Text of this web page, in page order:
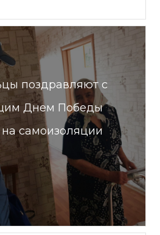
поздравляют с
Днем Победы
на самоизоляции